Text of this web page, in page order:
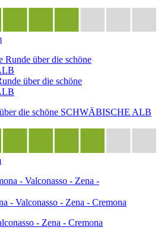
über die schöne
die schöne SCHWÄBISCHE ALB
- Valconasso - Zena - Cremona
- Zena - Cremona